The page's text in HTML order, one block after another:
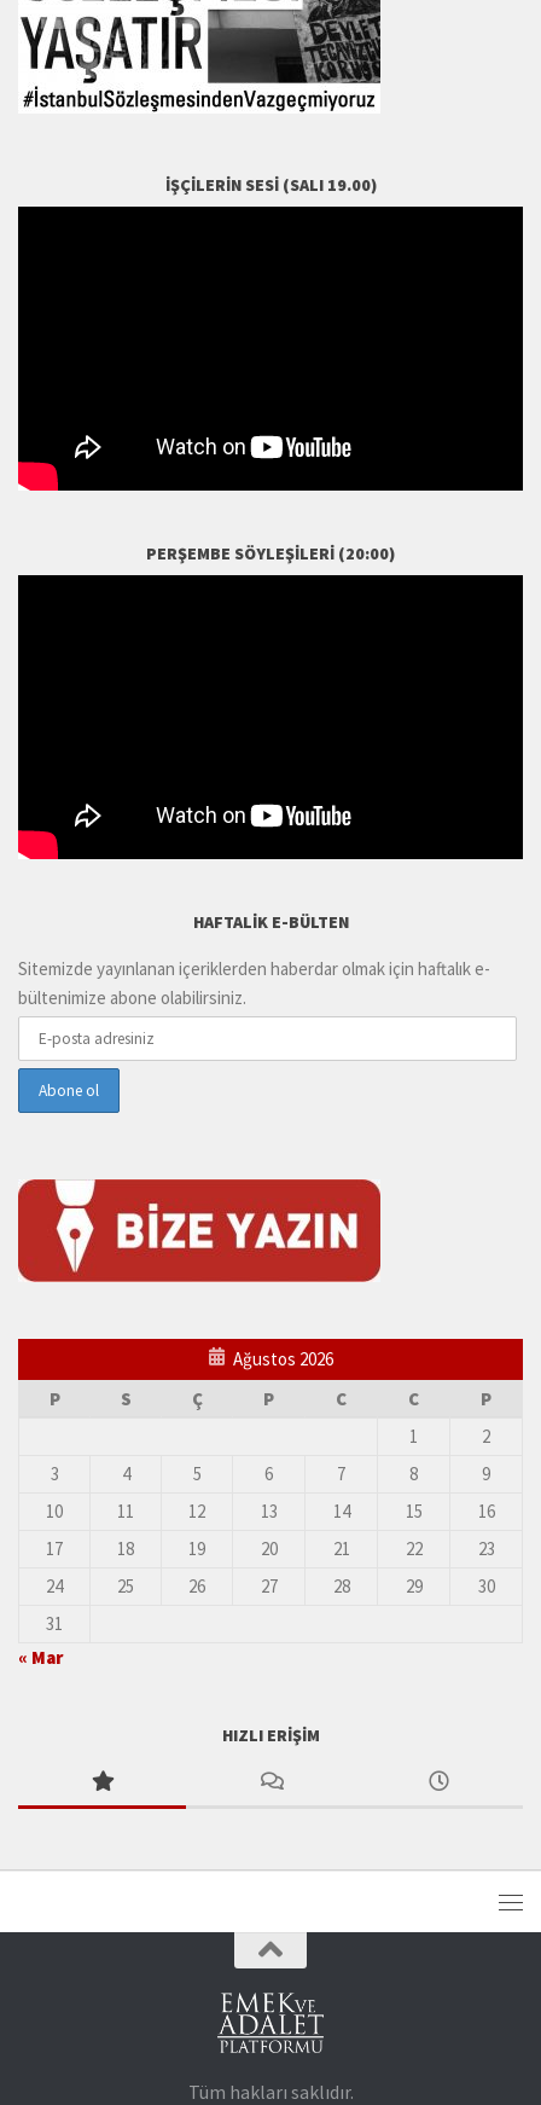
İŞÇILERIN SESI (SALI 19.00)
PERŞEMBE SÖYLEŞILERI (20:00)
HAFTALIK E-BÜLTEN
Sitemizde yayınlanan içeriklerden haberdar olmak için haftalık e-
bültenimize abone olabilirsiniz.
Ağustos 2026
P
S Ç P C C
P
1
2
3
4 5 6 7 8
9
10
11 12 13 14 15
16
17
18 19 20 21 22
23
24
25 26 27 28 29
30
31
« Mar
HIZLI ERIŞIM
Tüm hakları saklıdır.